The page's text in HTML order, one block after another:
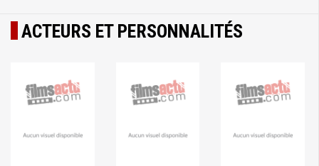
ACTEURS ET PERSONNALITÉS